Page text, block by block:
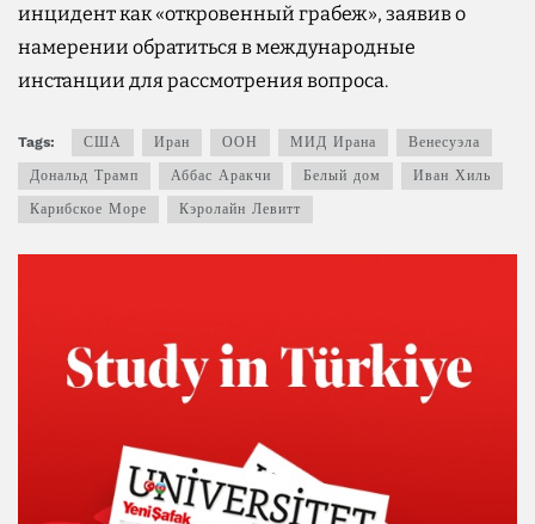
инцидент как «откровенный грабеж», заявив о
намерении обратиться в международные
инстанции для рассмотрения вопроса.
Tags: США Иран ООН МИД Ирана
Венесуэла
Дональд Трамп
Аббас Аракчи Белый дом
Иван Хиль
Карибское Море
Кэролайн Левитт